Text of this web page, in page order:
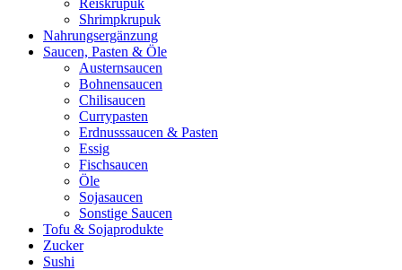
Reiskrupuk
Shrimpkrupuk
Nahrungsergänzung
Saucen, Pasten & Öle
Austernsaucen
Bohnensaucen
Chilisaucen
Currypasten
Erdnusssaucen & Pasten
Essig
Fischsaucen
Öle
Sojasaucen
Sonstige Saucen
Tofu & Sojaprodukte
Zucker
Sushi